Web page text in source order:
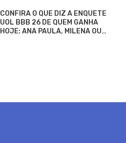
CONFIRA O QUE DIZ A ENQUETE
UOL BBB 26 DE QUEM GANHA
HOJE: ANA PAULA, MILENA OU…